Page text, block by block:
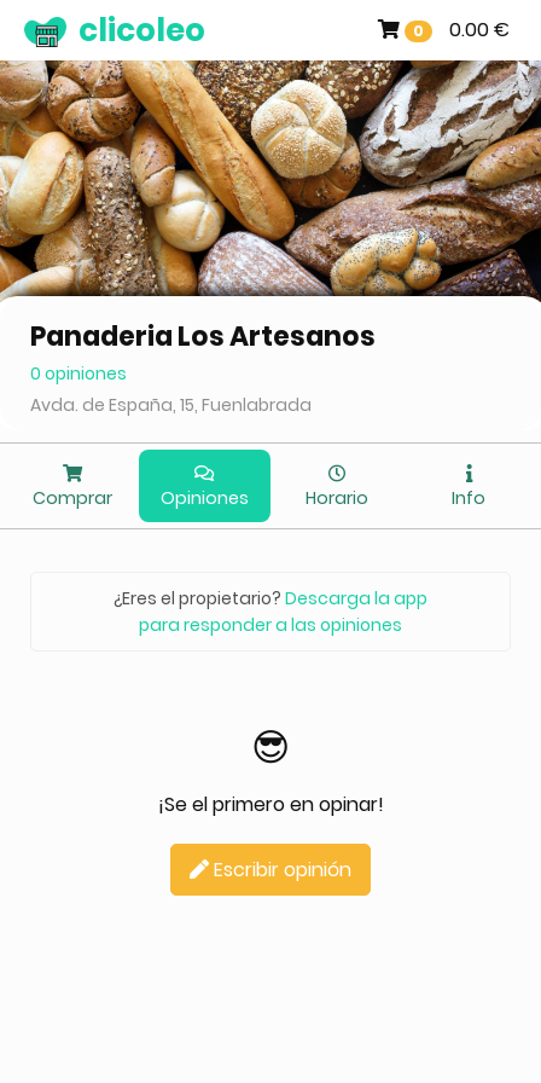
0 0.00 €
clicoleo
Panaderia Los Artesanos
0 opiniones
Avda. de España, 15, Fuenlabrada
Comprar Opiniones Horario Info
¿Eres el propietario? Descarga la app
para responder a las opiniones
😎
¡Se el primero en opinar!
Escribir opinión